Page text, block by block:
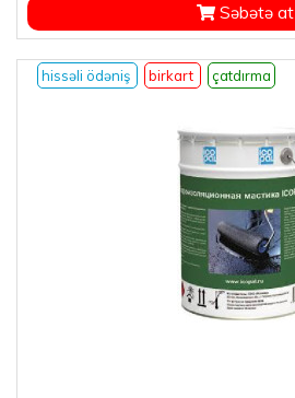
Səbətə at
hissəli ödəniş birkart çatdırma